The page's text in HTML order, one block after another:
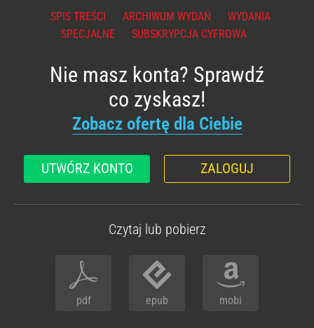
SPIS TREŚCI ARCHIWUM WYDAŃ
WYDANIA
SPECJALNE
SUBSKRYPCJA CYFROWA
Nie masz konta? Sprawdź
co zyskasz!
Zobacz ofertę dla Ciebie
UTWÓRZ KONTO ZALOGUJ
Czytaj lub pobierz
pdf epub mobi